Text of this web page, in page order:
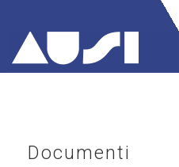
Documenti